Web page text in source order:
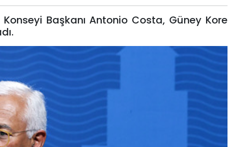
Başkanı Antonio Costa, Güney Kore